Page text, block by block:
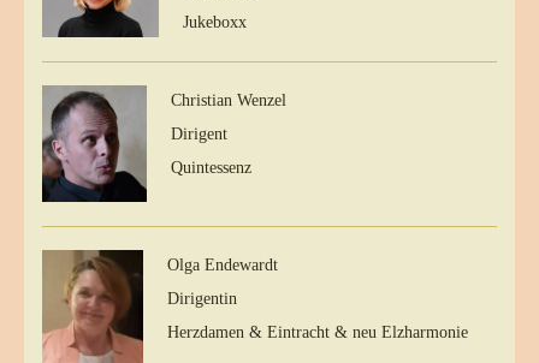
Jukeboxx
Christian Wenzel
Dirigent
Quintessenz
Olga Endewardt
Dirigentin
Herzdamen & Eintracht & neu Elzharmonie